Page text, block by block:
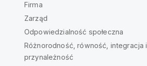
Firma
Zarząd
Odpowiedzialność społeczna
Różnorodność, równość, integracja i
przynależność